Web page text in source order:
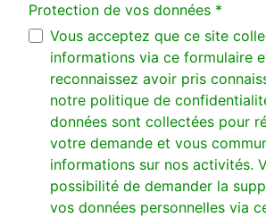
Protection de vos données *
Protection de vos données
Vous acceptez que ce site
informations via ce formulaire
reconnaissez avoir pris
notre politique de confidentialité.
données sont collectées pour
votre demande et vous
informations sur nos activités. Vous avez la
possibilité de demander la
vos données personnelles via